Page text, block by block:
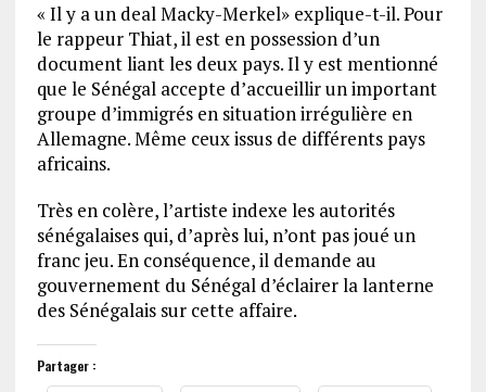
« Il y a un deal Macky-Merkel» explique-t-il. Pour
le rappeur Thiat, il est en possession d’un
document liant les deux pays. Il y est mentionné
que le Sénégal accepte d’accueillir un important
groupe d’immigrés en situation irrégulière en
Allemagne. Même ceux issus de différents pays
africains.
Très en colère, l’artiste indexe les autorités
sénégalaises qui, d’après lui, n’ont pas joué un
franc jeu. En conséquence, il demande au
gouvernement du Sénégal d’éclairer la lanterne
des Sénégalais sur cette affaire.
Partager :